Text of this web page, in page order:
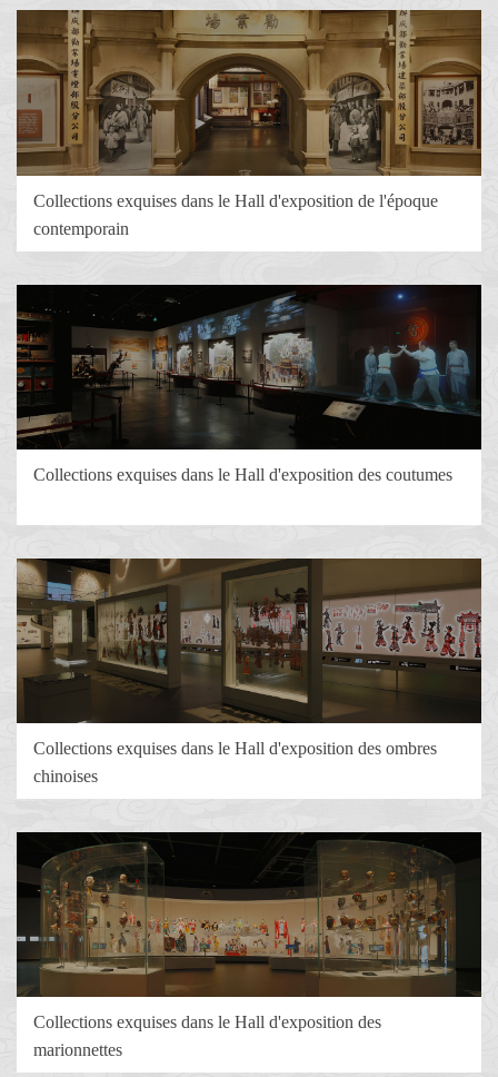
Collections exquises dans le Hall d'exposition de l'époque
contemporain
Collections exquises dans le Hall d'exposition des coutumes
Collections exquises dans le Hall d'exposition des ombres
chinoises
Collections exquises dans le Hall d'exposition des
marionnettes